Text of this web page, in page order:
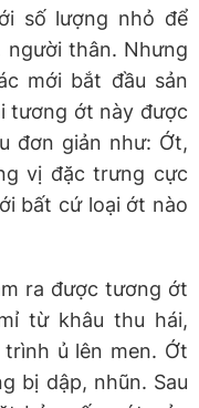
số lượng nhỏ để
người thân. Nhưng
mới bắt đầu sản
tương ớt này được
đơn giản như: Ớt,
vị đặc trưng cực
bất cứ loại ớt nào
ra được tương ớt
từ khâu thu hái,
ủ lên men. Ớt
bị dập, nhũn. Sau